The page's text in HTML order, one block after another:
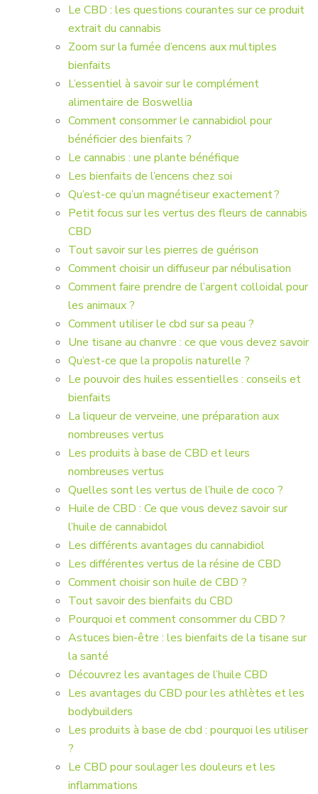
Le CBD : les questions courantes sur ce produit
extrait du cannabis
Zoom sur la fumée d’encens aux multiples
bienfaits
L’essentiel à savoir sur le complément
alimentaire de Boswellia
Comment consommer le cannabidiol pour
bénéficier des bienfaits ?
Le cannabis : une plante bénéfique
Les bienfaits de l’encens chez soi
Qu’est-ce qu’un magnétiseur exactement ?
Petit focus sur les vertus des fleurs de cannabis
CBD
Tout savoir sur les pierres de guérison
Comment choisir un diffuseur par nébulisation
Comment faire prendre de l’argent colloidal pour
les animaux ?
Comment utiliser le cbd sur sa peau ?
Une tisane au chanvre : ce que vous devez savoir
Qu’est-ce que la propolis naturelle ?
Le pouvoir des huiles essentielles : conseils et
bienfaits
La liqueur de verveine, une préparation aux
nombreuses vertus
Les produits à base de CBD et leurs
nombreuses vertus
Quelles sont les vertus de l’huile de coco ?
Huile de CBD : Ce que vous devez savoir sur
l’huile de cannabidol
Les différents avantages du cannabidiol
Les différentes vertus de la résine de CBD
Comment choisir son huile de CBD ?
Tout savoir des bienfaits du CBD
Pourquoi et comment consommer du CBD ?
Astuces bien-être : les bienfaits de la tisane sur
la santé
Découvrez les avantages de l’huile CBD
Les avantages du CBD pour les athlètes et les
bodybuilders
Les produits à base de cbd : pourquoi les utiliser
?
Le CBD pour soulager les douleurs et les
inflammations